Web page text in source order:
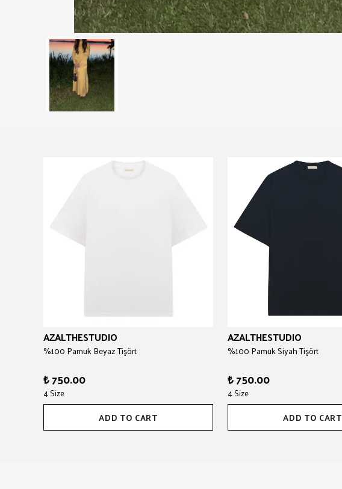
AZALTHESTUDIO
%100 Pamuk Beyaz Tişört
₺ 750.00
4 Size
ADD TO CART
AZALTHESTUDIO
%100 Pamuk Siyah Tişört
₺ 750.00
4 Size
ADD TO CART